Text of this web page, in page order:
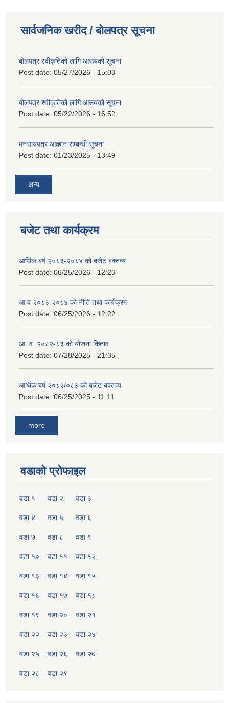
सार्वजनिक खरीद / बोलपत्र सूचना
बोलपत्र स्वीकृतिको लागि आसयको सूचना
Post date: 05/27/2026 - 15:03
बोलपत्र स्वीकृतिको लागि आसयको सूचना
Post date: 05/22/2026 - 16:52
मनसायपत्र आव्हान सम्बन्धी सूचना
Post date: 01/23/2025 - 13:49
अन्य
बजेट तथा कार्यक्रम
आर्थिक बर्ष २०८३-२०८४ को बजेट बक्तव्य
Post date: 06/25/2026 - 12:23
आ व २०८३-२०८४ को नीति तथा कार्यक्रम
Post date: 06/25/2026 - 12:22
आ. व. २०८२-८३ को योजना किताव
Post date: 07/28/2025 - 21:35
आर्थिक बर्ष २०८२/०८३ को बजेट बक्तव्य
Post date: 06/25/2025 - 11:11
more
वडाको प्रोफाइल
वडा १ वडा २ वडा ३
वडा ४ वडा ५ वडा ६
वडा ७ वडा ८ वडा ९
वडा १० वडा ११ वडा १२
वडा १३ वडा १४ वडा १५
वडा १६ वडा १७ वडा १८
वडा १९ वडा २० वडा २१
वडा २२ वडा २३ वडा २४
वडा २५ वडा २६ वडा २७
वडा २८ वडा २९